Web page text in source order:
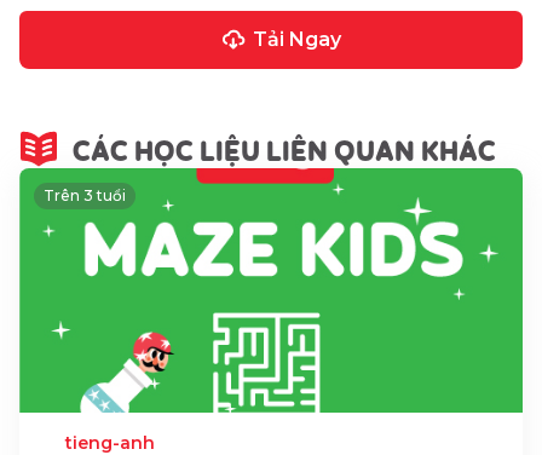
Tải Ngay
CÁC HỌC LIỆU LIÊN QUAN KHÁC
Trên 3 tuổi
tieng-anh